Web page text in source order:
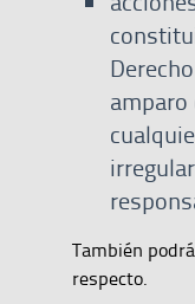
También
respecto.